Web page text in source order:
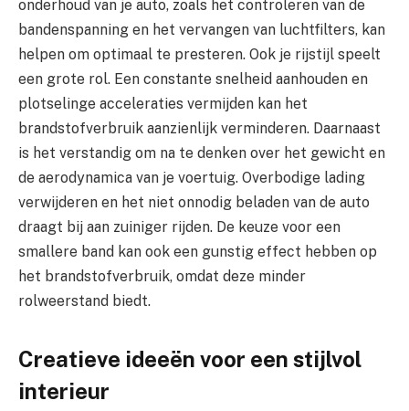
onderhoud van je auto, zoals het controleren van de
bandenspanning en het vervangen van luchtfilters, kan
helpen om optimaal te presteren. Ook je rijstijl speelt
een grote rol. Een constante snelheid aanhouden en
plotselinge acceleraties vermijden kan het
brandstofverbruik aanzienlijk verminderen. Daarnaast
is het verstandig om na te denken over het gewicht en
de aerodynamica van je voertuig. Overbodige lading
verwijderen en het niet onnodig beladen van de auto
draagt bij aan zuiniger rijden. De keuze voor een
smallere band kan ook een gunstig effect hebben op
het brandstofverbruik, omdat deze minder
rolweerstand biedt.
Creatieve ideeën voor een stijlvol
interieur